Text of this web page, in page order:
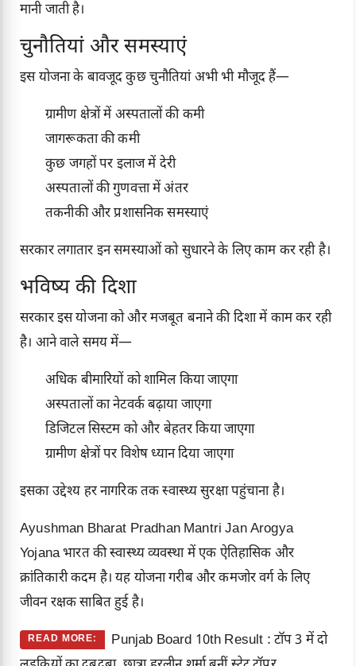
मानी जाती है।
चुनौतियां और समस्याएं
इस योजना के बावजूद कुछ चुनौतियां अभी भी मौजूद हैं—
ग्रामीण क्षेत्रों में अस्पतालों की कमी
जागरूकता की कमी
कुछ जगहों पर इलाज में देरी
अस्पतालों की गुणवत्ता में अंतर
तकनीकी और प्रशासनिक समस्याएं
सरकार लगातार इन समस्याओं को सुधारने के लिए काम कर रही है।
भविष्य की दिशा
सरकार इस योजना को और मजबूत बनाने की दिशा में काम कर रही
है। आने वाले समय में—
अधिक बीमारियों को शामिल किया जाएगा
अस्पतालों का नेटवर्क बढ़ाया जाएगा
डिजिटल सिस्टम को और बेहतर किया जाएगा
ग्रामीण क्षेत्रों पर विशेष ध्यान दिया जाएगा
इसका उद्देश्य हर नागरिक तक स्वास्थ्य सुरक्षा पहुंचाना है।
Ayushman Bharat Pradhan Mantri Jan Arogya
Yojana भारत की स्वास्थ्य व्यवस्था में एक ऐतिहासिक और
क्रांतिकारी कदम है। यह योजना गरीब और कमजोर वर्ग के लिए
जीवन रक्षक साबित हुई है।
READ MORE:
Punjab Board 10th Result : टॉप 3 में दो